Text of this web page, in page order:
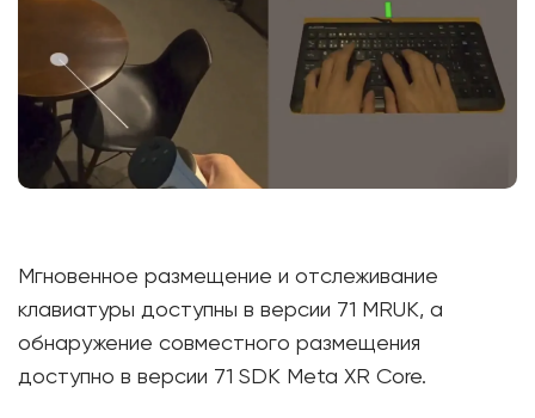
Мгновенное размещение и отслеживание
клавиатуры доступны в версии 71 MRUK, а
обнаружение совместного размещения
доступно в версии 71 SDK Meta XR Core.